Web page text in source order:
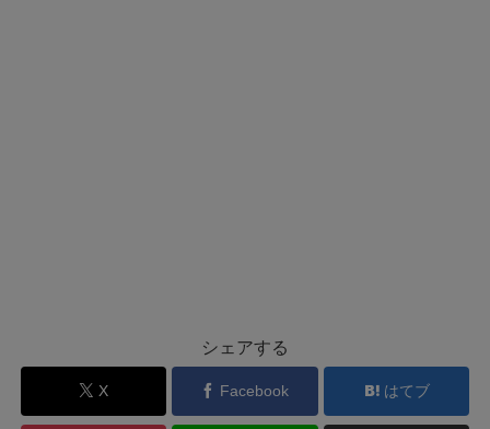
シェアする
X Facebook はてブ